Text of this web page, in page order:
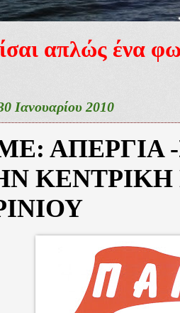
απλώς ένα
Ιανουαρίου 2010
ΑΠΕΡΓΙΑ
ΚΕΝΤΡΙΚΗ